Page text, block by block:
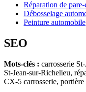
Réparation de pare-
Débosselage
Peinture automobile
SEO
Mots-clés : carrosserie
St-Jean-sur-Richelieu,
CX-5 carrosserie,